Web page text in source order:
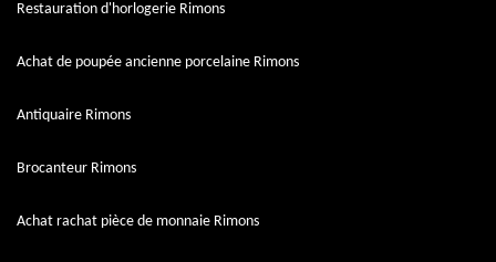
Restauration d'horlogerie Rimons
Achat de poupée ancienne porcelaine Rimons
Antiquaire Rimons
Brocanteur Rimons
Achat rachat pièce de monnaie Rimons